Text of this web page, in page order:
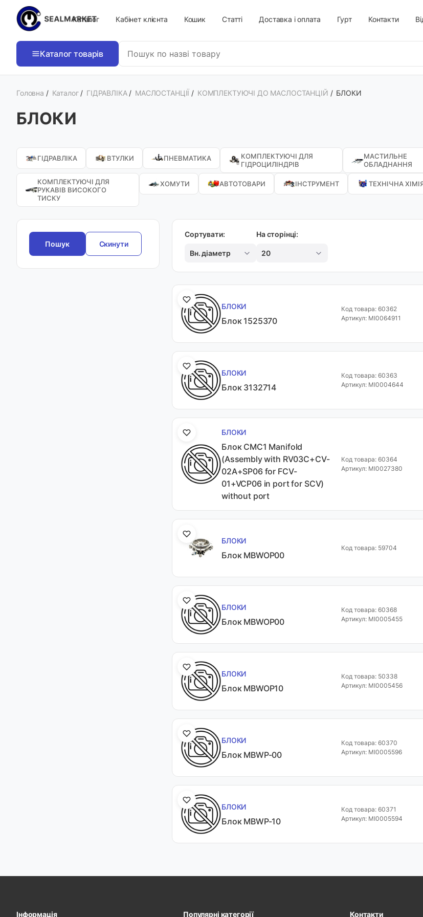
Каталог Кабінет клієнта Кошик Статті Доставка і оплата Гурт Контакти
Каталог товарів
Головна / Каталог / ГІДРАВЛІКА / МАСЛОСТАНЦІЇ / КОМПЛЕКТУЮЧІ ДО МАСЛОСТАНЦІЙ / БЛОКИ
БЛОКИ
ГІДРАВЛІКА ВТУЛКИ ПНЕВМАТИКА
КОМПЛЕКТУЮЧІ ДЛЯ
ГІДРОЦИЛІНДРІВ
МАСТИЛЬНЕ
ОБЛАДНАННЯ
КОМПЛЕКТУЮЧІ ДЛЯ
РУКАВІВ ВИСОКОГО
ТИСКУ
ХОМУТИ АВТОТОВАРИ ІНСТРУМЕНТ ТЕХНІЧНА
Скинути
Сортувати:
Вн. діаметр
На сторінці:
20
БЛОКИ
Блок 1525370
Код товара: 60362
Артикул: MI0064911
БЛОКИ
Блок 3132714
Код товара: 60363
Артикул: MI0004644
БЛОКИ
Блок CMC1 Manifold
(Assembly with RV03C+CV-
02A+SP06 for FCV-
01+VCP06 in port for SCV)
without port
Код товара: 60364
Артикул: MI0027380
БЛОКИ
Блок MBWOP00
Код товара: 59704
БЛОКИ
Блок MBWOP00
Код товара: 60368
Артикул: MI0005455
БЛОКИ
Блок MBWOP10
Код товара: 50338
Артикул: MI0005456
БЛОКИ
Блок MBWP-00
Код товара: 60370
Артикул: MI0005596
БЛОКИ
Блок MBWP-10
Код товара: 60371
Артикул: MI0005594
Інформація Популярні категорії Контакти